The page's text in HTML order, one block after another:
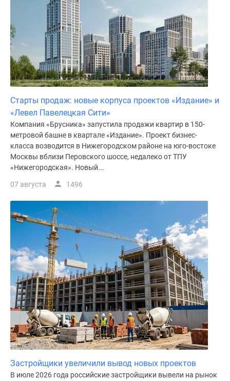
коттеджи
Коттеджные
поселки
Новой
Готовые
коттеджные
Строящиеся
коттеджные
поселки
Коттеджные
лесу
Коттеджные
водоема
Коттеджные
поселки
ипотеку
Бизнес-
центры
Коттеджи
Скидки
Старты продаж: новые корпуса проектов «Издание» и
«Левел Павелецкая Сити»
Компания «Брусника» запустила продажи квартир в 150-
метровой башне в квартале «Издание». Проект бизнес-
класса возводится в Нижегородском районе на юго-востоке
Москвы вблизи Перовского шоссе, недалеко от ТПУ
«Нижегородская». Новый...
07 августа 1496
Застройщики увеличили вывод новых проектов
В июле 2026 года российские застройщики вывели на рынок